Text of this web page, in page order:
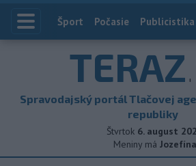
Index
Šport Počasie Publicistika
TERAZ
Spravodajský portál Tlačovej
republiky
Štvrtok 6. august
Meniny má Jozefína